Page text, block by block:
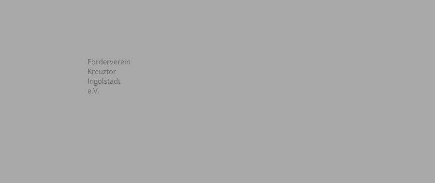
Förderverein
Kreuztor
Ingolstadt
e.V.